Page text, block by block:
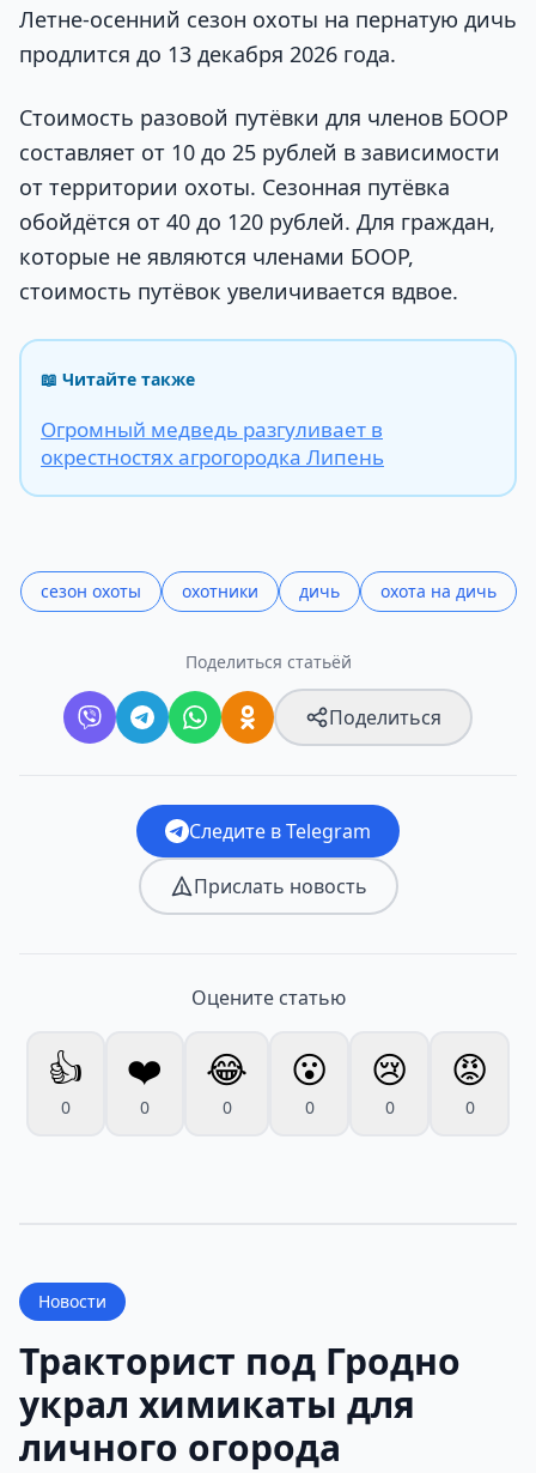
Летне-осенний сезон охоты на пернатую дичь
продлится до 13 декабря 2026 года.
Стоимость разовой путёвки для членов БООР
составляет от 10 до 25 рублей в зависимости
от территории охоты. Сезонная путёвка
обойдётся от 40 до 120 рублей. Для граждан,
которые не являются членами БООР,
стоимость путёвок увеличивается вдвое.
📖 Читайте также
Огромный медведь разгуливает в
окрестностях агрогородка Липень
сезон охоты охотники дичь охота на дичь
Поделиться статьёй
Поделиться
Следите в Telegram
Прислать новость
Оцените статью
👍
0
❤️
0
😂
0
😮
0
😢
0
😡
0
Новости
Тракторист под Гродно
украл химикаты для
личного огорода